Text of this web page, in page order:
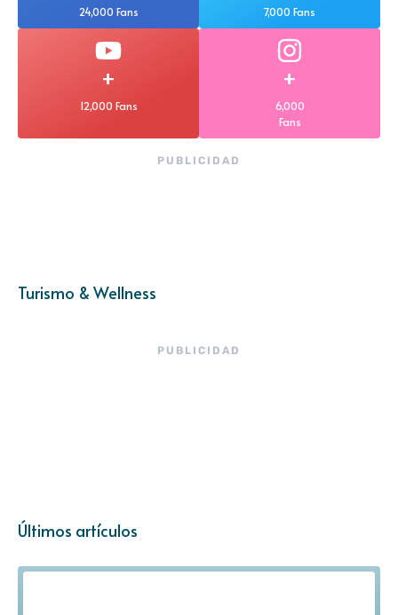
24,000 Fans 7,000 Fans
+
12,000 Fans
+
6,000
Fans
PUBLICIDAD
Turismo & Wellness
PUBLICIDAD
Últimos artículos